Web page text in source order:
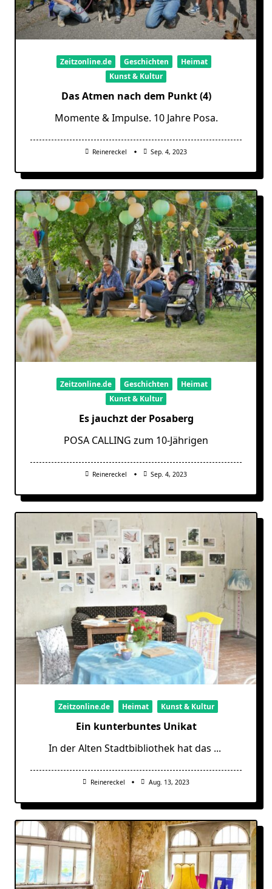
Zeitzonline.de Geschichten
Heimat
Kunst & Kultur
Das Atmen nach dem Punkt (4)
Momente & Impulse. 10 Jahre Posa.
Reinereckel Sep. 4, 2023
Zeitzonline.de Geschichten
Heimat
Kunst & Kultur
Es jauchzt der Posaberg
POSA CALLING zum 10-Jährigen
Reinereckel Sep. 4, 2023
Zeitzonline.de Heimat Kunst & Kultur
Ein kunterbuntes Unikat
In der Alten Stadtbibliothek hat das ...
Reinereckel Aug. 13, 2023